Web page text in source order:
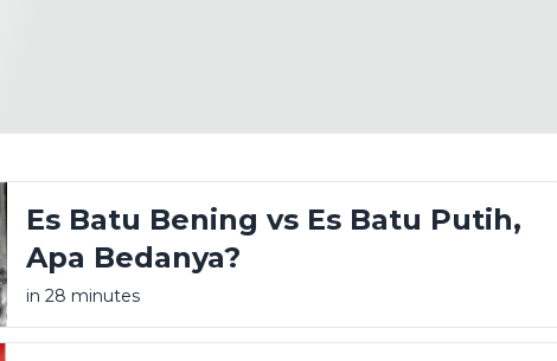
Es Batu Bening vs Es Batu Putih,
Apa Bedanya?
in 28 minutes